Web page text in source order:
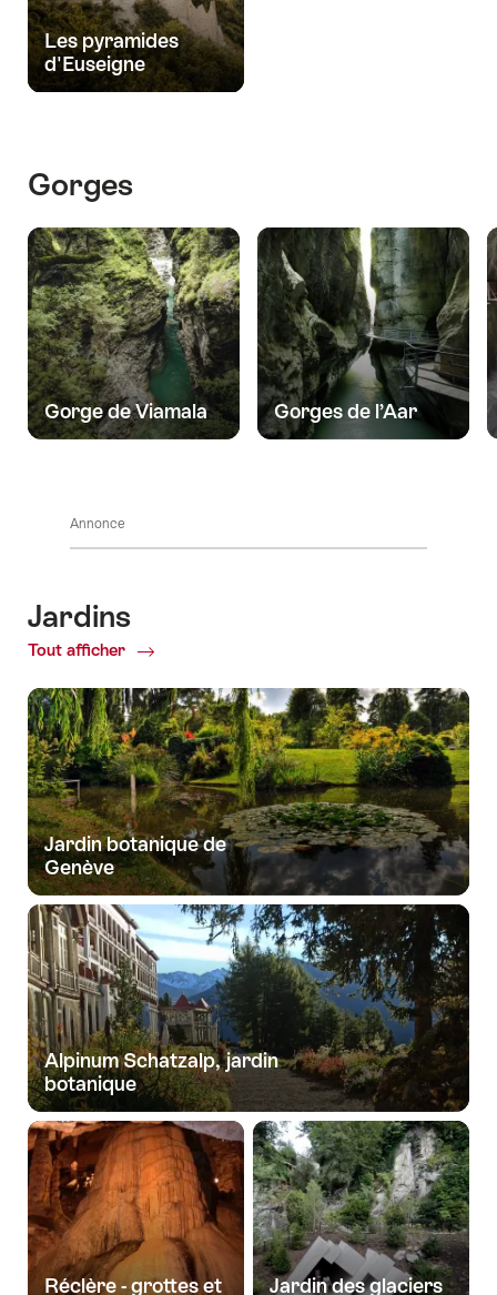
Les pyramides
d'Euseigne
Gorges
Gorge de Viamala Gorges de l’Aar
Annonce
Jardins
Tout afficher
Common.Of
Jardin botanique de
Genève
Alpinum Schatzalp, jardin
botanique
Réclère - grottes et Jardin des glaciers